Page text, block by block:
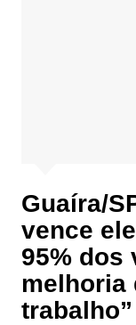
Guaíra/
vence
95% dos
melhoria
trabalho”